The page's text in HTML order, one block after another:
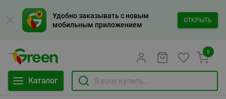
Удобно заказывать с новым
мобильным приложением
ОТКРЫТЬ
Каталог
0